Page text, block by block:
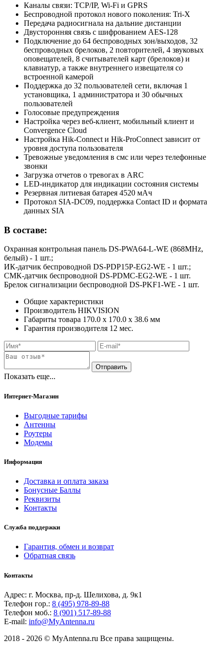
Каналы связи: TCP/IP, Wi-Fi и GPRS
Беспроводной протокол нового поколения: Tri-X
Передача радиосигнала на дальние дистанции
Двусторонняя связь с шифрованием AES-128
Подключение до 64 беспроводных зон/выходов, 32
беспроводных брелоков, 2 повторителей, 4 звуковых
оповещателей, 8 считывателей карт (брелоков) и
клавиатур, а также внутреннего извещателя со
встроенной камерой
Поддержка до 32 пользователей сети, включая 1
установщика, 1 администратора и 30 обычных
пользователей
Голосовые предупреждения
Настройка через веб-клиент, мобильный клиент и
Convergence Cloud
Настройка Hik-Connect и Hik-ProConnect зависит от
уровня доступа пользователя
Тревожные уведомления в смс или через телефонные
звонки
Загрузка отчетов о тревогах в ARC
LED-индикатор для индикации состояния системы
Резервная литиевая батарея 4520 мАч
Протокол SIA-DC09, поддержка Contact ID и формата
данных SIA
В составе:
Охранная контрольная панель DS-PWA64-L-WE (868MHz,
белый) - 1 шт.;
ИК-датчик беспроводной DS-PDP15P-EG2-WE - 1 шт.;
СМК-датчик беспроводной DS-PDMC-EG2-WE - 1 шт.
Брелок сигнализации беспроводной DS-PKF1-WE - 1 шт.
Общие характеристики
Производитель HIKVISION
Габариты товара 170.0 x 170.0 x 38.6 мм
Гарантия производителя 12 мес.
Показать еще...
Интернет-Магазин
Выгодные тарифы
Антенны
Роутеры
Модемы
Информация
Доставка и оплата заказа
Бонусные Баллы
Реквизиты
Контакты
Служба поддержки
Гарантия, обмен и возврат
Обратная связь
Контакты
Адрес: г. Москва, пр-д. Шелихова, д. 9к1
Телефон гор.: 8 (495) 978-89-88
Телефон моб.: 8 (901) 517-89-88
E-mail: info@MyAntenna.ru
2018 - 2026 © MyAntenna.ru Все права защищены.